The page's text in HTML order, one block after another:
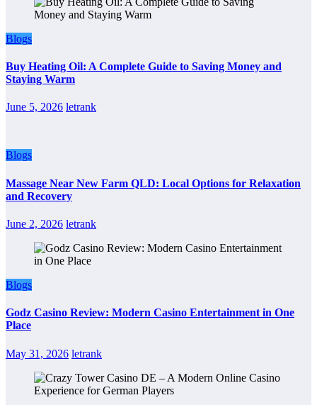
Blogs
Buy Heating Oil: A Complete Guide to Saving Money and
Staying Warm
June 5, 2026 letrank
Blogs
Massage Near New Farm QLD: Local Options for Relaxation
and Recovery
June 2, 2026 letrank
Blogs
Godz Casino Review: Modern Casino Entertainment in One
Place
May 31, 2026 letrank